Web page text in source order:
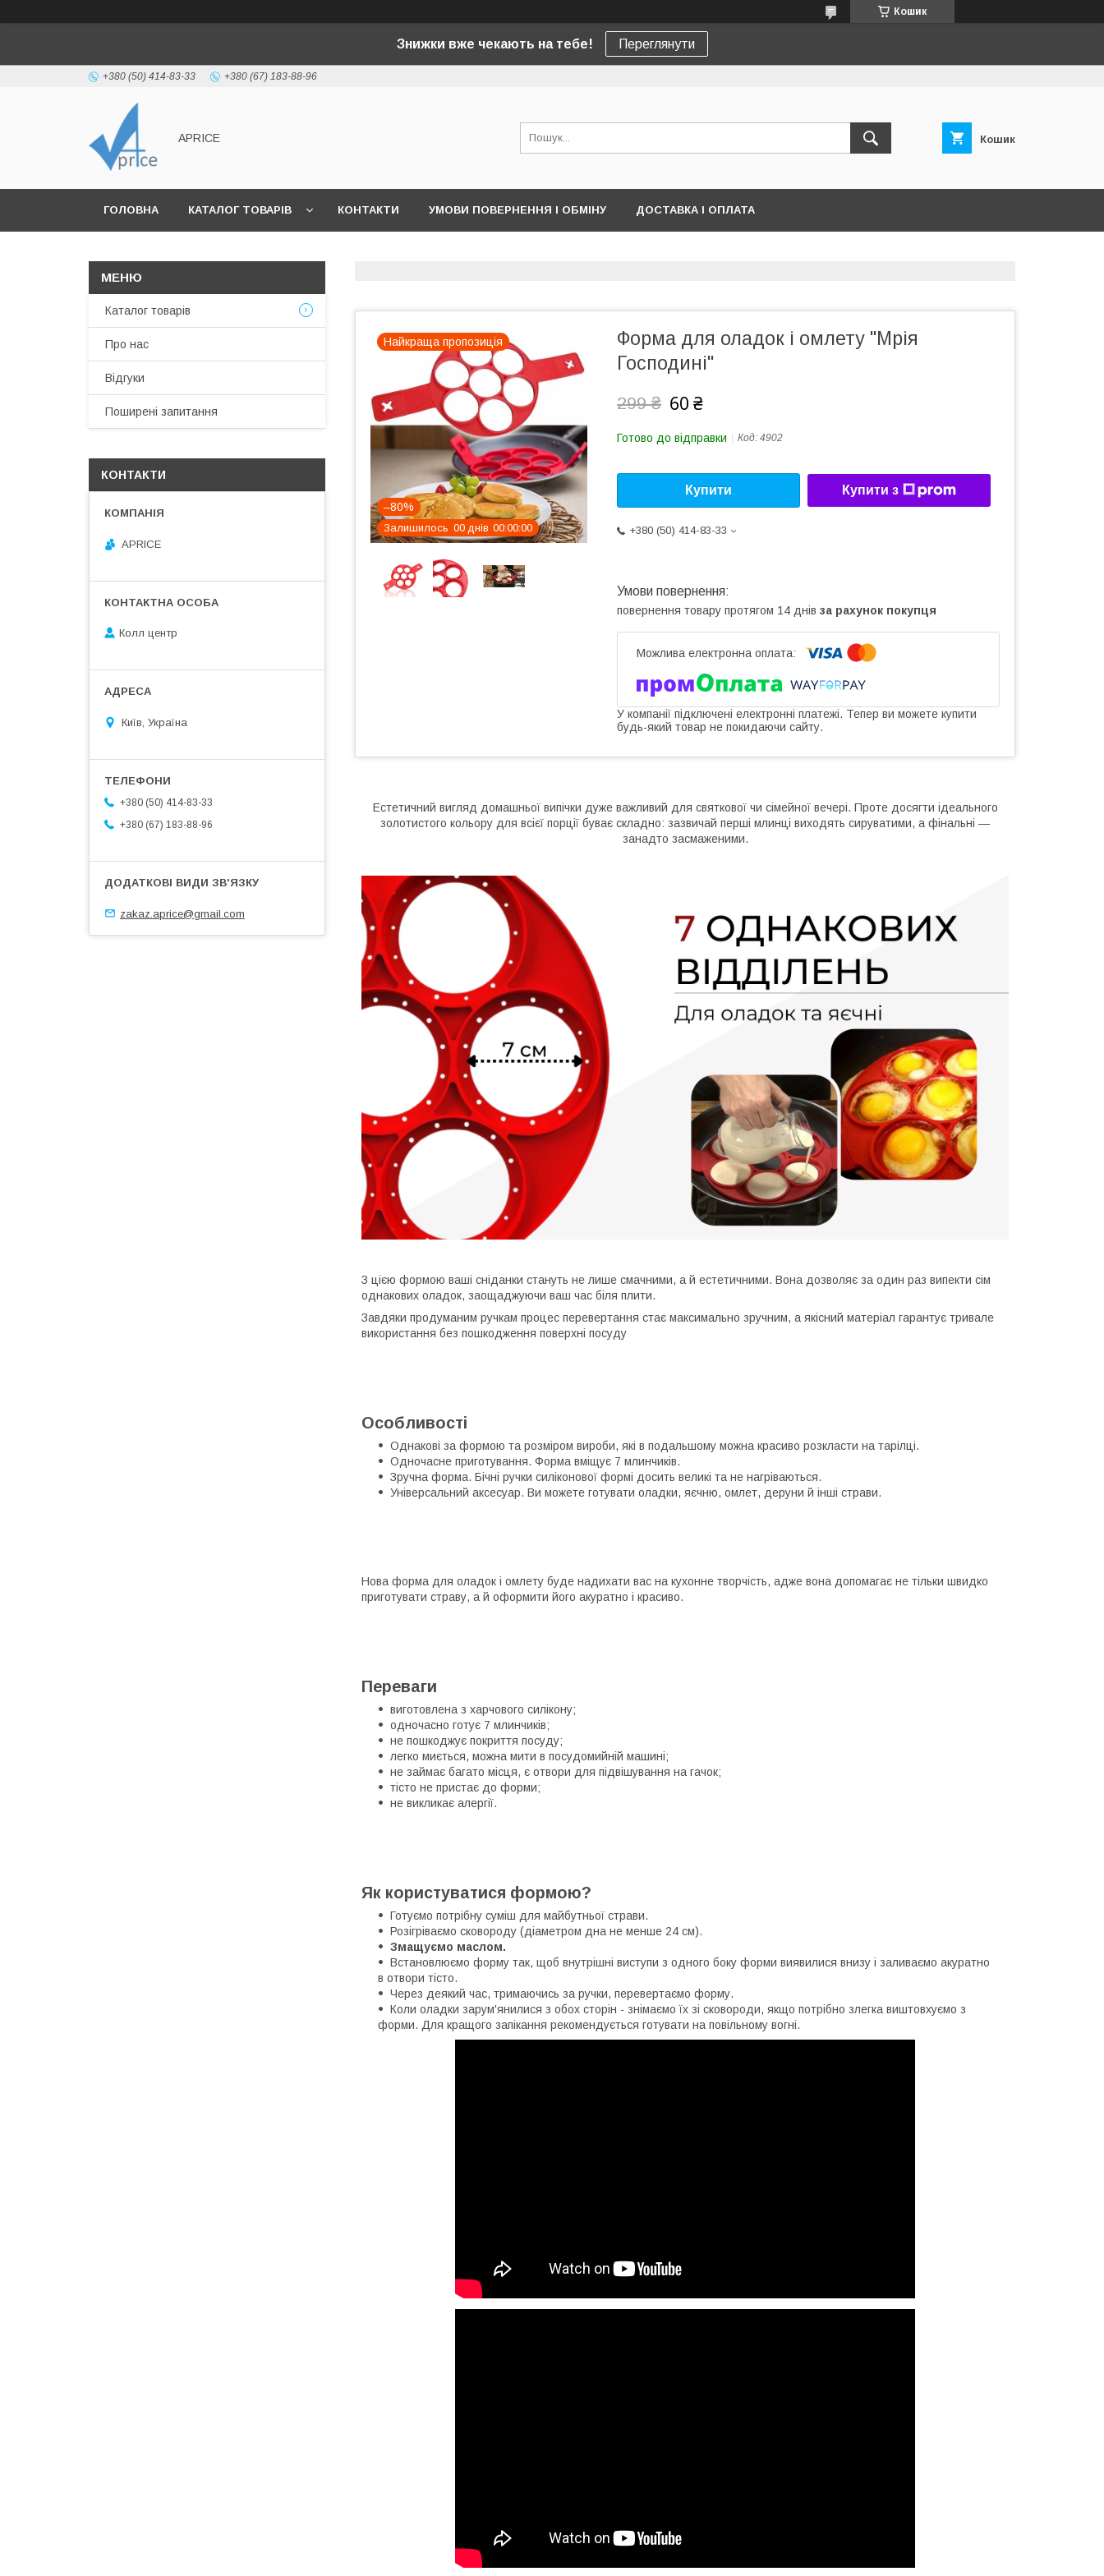
Кошик
Знижки вже чекають на тебе! Переглянути
+380 (50) 414-83-33 +380 (67) 183-88-96
APRICE Кошик
ГОЛОВНА КАТАЛОГ ТОВАРІВ КОНТАКТИ УМОВИ ПОВЕРНЕННЯ І ОБМІНУ ДОСТАВКА І ОПЛАТА
Найкраща пропозиція
–80%
Залишилось 00 днів 00 00 00
Форма для оладок і омлету "Мрія
Господині"
299 ₴ 60 ₴
Готово до відправки Код: 4902
Купити Купити з
+380 (50) 414-83-33
повернення товару протягом 14 днів за рахунок покупця
У компанії підключені електронні платежі. Тепер ви можете купити
будь-який товар не покидаючи сайту.
Естетичний вигляд домашньої випічки дуже важливий для святкової чи сімейної вечері. Проте досягти ідеального
золотистого кольору для всієї порції буває складно: зазвичай перші млинці виходять сируватими, а фінальні —
занадто засмаженими.
З цією формою ваші сніданки стануть не лише смачними, а й естетичними. Вона дозволяє за один раз випекти сім
однакових оладок, заощаджуючи ваш час біля плити.
Завдяки продуманим ручкам процес перевертання стає максимально зручним, а якісний матеріал гарантує тривале
використання без пошкодження поверхні посуду
Особливості
Однакові за формою та розміром вироби, які в подальшому можна красиво розкласти на тарілці.
Одночасне приготування. Форма вміщує 7 млинчиків.
Зручна форма. Бічні ручки силіконової формі досить великі та не нагріваються.
Універсальний аксесуар. Ви можете готувати оладки, яєчню, омлет, деруни й інші страви.
Нова форма для оладок і омлету буде надихати вас на кухонне творчість, адже вона допомагає не тільки швидко
приготувати страву, а й оформити його акуратно і красиво.
Переваги
виготовлена з харчового силікону;
одночасно готує 7 млинчиків;
не пошкоджує покриття посуду;
легко миється, можна мити в посудомийній машині;
не займає багато місця, є отвори для підвішування на гачок;
тісто не пристає до форми;
не викликає алергії.
Як користуватися формою?
Готуємо потрібну суміш для майбутньої страви.
Розігріваємо сковороду (діаметром дна не менше 24 см).
Змащуємо маслом.
Встановлюємо форму так, щоб внутрішні виступи з одного боку форми виявилися внизу і заливаємо акуратно
в отвори тісто.
Через деякий час, тримаючись за ручки, перевертаємо форму.
Коли оладки зарум'янилися з обох сторін - знімаємо їх зі сковороди, якщо потрібно злегка виштовхуємо з
форми. Для кращого запікання рекомендується готувати на повільному вогні.
Каталог товарів
Про нас
Відгуки
Поширені запитання
КОНТАКТИ
APRICE
Колл центр
Київ, Україна
+380 (50) 414-83-33
+380 (67) 183-88-96
zakaz.aprice@gmail.com